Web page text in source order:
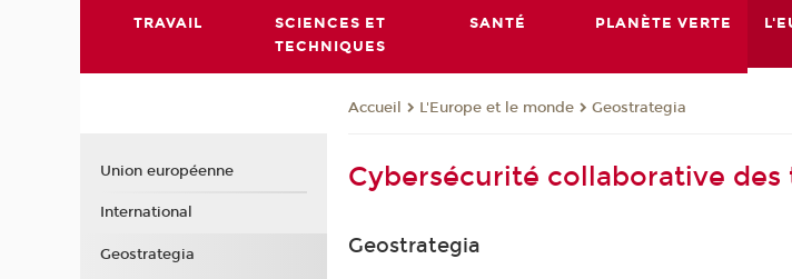
TRAVAIL
SCIENCES ET
TECHNIQUES
SANTÉ PLANÈTE VERTE
Accueil L'Europe et le monde Geostrategia
Cybersécurité collaborative
Geostrategia
Union européenne
International
Geostrategia